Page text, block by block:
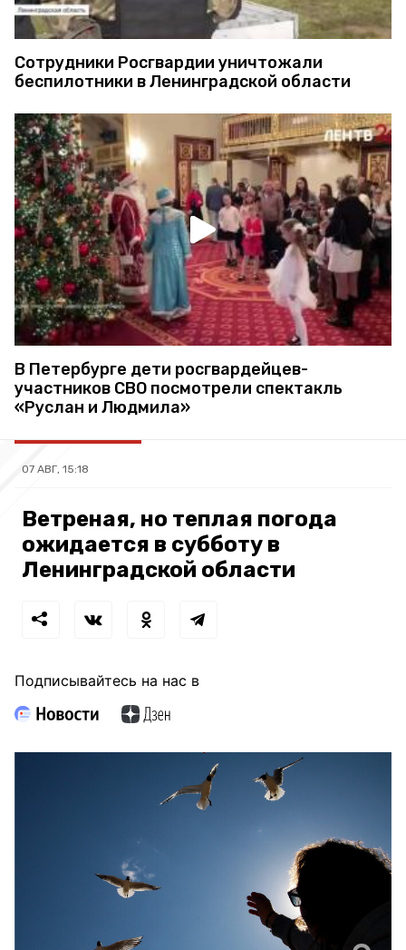
Сотрудники Росгвардии уничтожали
беспилотники в Ленинградской области
В Петербурге дети росгвардейцев-
участников СВО посмотрели спектакль
«Руслан и Людмила»
07 АВГ, 15:18
Ветреная, но теплая погода
ожидается в субботу в
Ленинградской области
Подписывайтесь на нас в